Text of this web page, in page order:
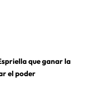
que ganar la
el poder